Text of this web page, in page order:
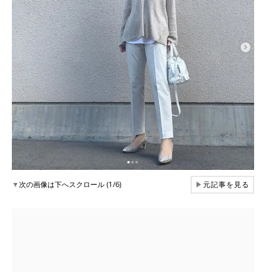
▼次の画像は下へスクロール (1/6) ▶元記事を見る